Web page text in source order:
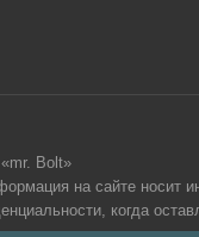
Bolt»
на сайте носит
, когда